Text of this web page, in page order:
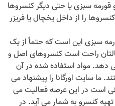
قورمه سبزی یا حتی دیگر کنسروها
را از داخل یخچال یا فریزر
سبزی این است که حتماً از یک
راحت است کنسروهای اصل و
می‌ دهد. مواد استفاده شده در آن
ما سایت اورگانا را پیشنهاد می‌
است در این عرصه فعالیت می‌
کنسرو به شمار می‌ آید. در